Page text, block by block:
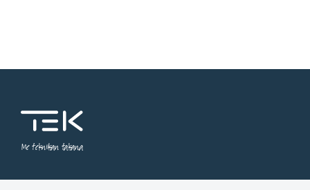
Me tekniikan takana